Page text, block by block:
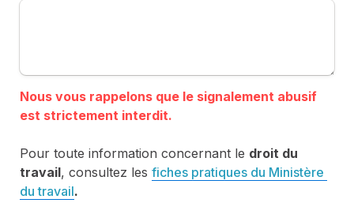
Nous vous rappelons que le signalement abusif
Pour toute information concernant le droit du
travail, consultez les fiches pratiques du Ministère
du travail